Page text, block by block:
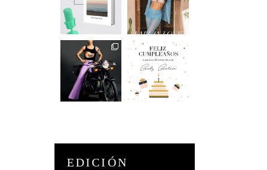
EDICIÓN